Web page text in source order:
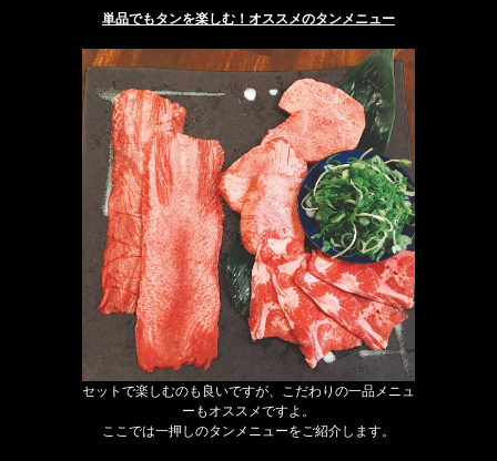
単品でもタンを楽しむ！オススメのタンメニュー
セットで楽しむのも良いですが、こだわりの一品メニュ
ーもオススメですよ。
ここでは一押しのタンメニューをご紹介します。